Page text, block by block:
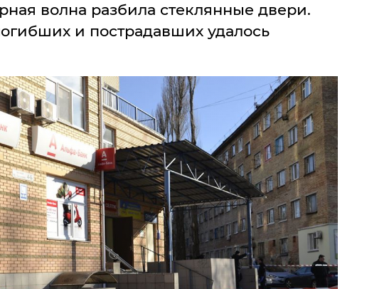
волна разбила стеклянные двери.
и пострадавших удалось